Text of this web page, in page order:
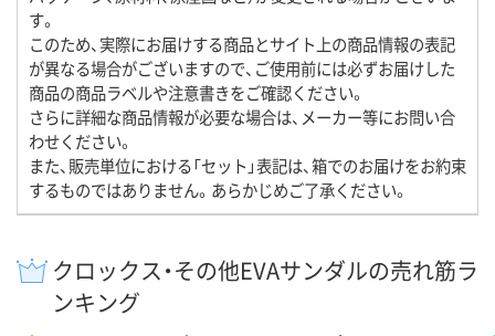
す。
このため、実際にお届けする商品とサイト上の商品情報の表記
が異なる場合がございますので、ご使用前には必ずお届けした
商品の商品ラベルや注意書きをご確認ください。
さらに詳細な商品情報が必要な場合は、メーカー等にお問い合
わせください。
また、販売単位における「セット」表記は、箱でのお届けをお約束
するものではありません。あらかじめご了承ください。
クロックス・その他EVAサンダルの売れ筋ラ
ンキング